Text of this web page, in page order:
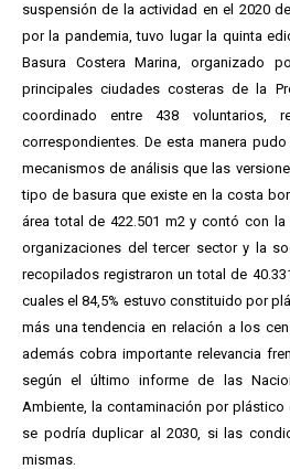
suspensión de la actividad en el 2020
por la pandemia, tuvo lugar la quinta
Basura Costera Marina, organizado
principales ciudades costeras de la
coordinado entre 438 voluntarios,
correspondientes. De esta manera
mecanismos de análisis que las
tipo de basura que existe en la costa
área total de 422.501 m2 y contó con
organizaciones del tercer sector y la
recopilados registraron un total de
cuales el 84,5% estuvo constituido por
más una tendencia en relación a los
además cobra importante relevancia
según el último informe de las
Ambiente, la contaminación por
se podría duplicar al 2030, si las
mismas.